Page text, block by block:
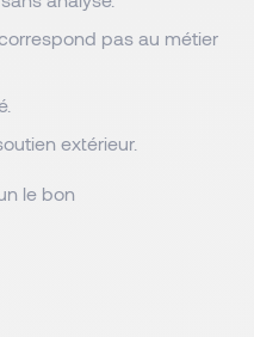
pas au métier
extérieur.
le bon